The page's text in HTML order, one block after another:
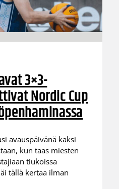
3×3-
Nordic Cup
avauspäivänä kaksi
kun taas miesten
tiukoissa
tällä kertaa ilman